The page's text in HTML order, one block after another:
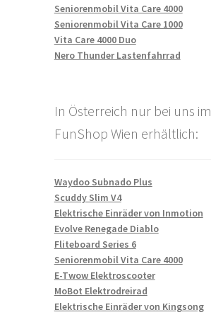
Seniorenmobil Vita Care 4000
Seniorenmobil Vita Care 1000
Vita Care 4000 Duo
Nero Thunder Lastenfahrrad
In Österreich nur bei uns im
FunShop Wien erhältlich:
Waydoo Subnado Plus
Scuddy Slim V4
Elektrische Einräder von Inmotion
Evolve Renegade Diablo
Fliteboard Series 6
Seniorenmobil Vita Care 4000
E-Twow Elektroscooter
MoBot Elektrodreirad
Elektrische Einräder von Kingsong